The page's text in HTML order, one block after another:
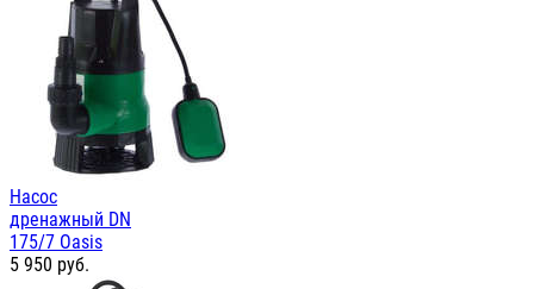
Насос
дренажный DN
175/7 Oasis
5 950 руб.